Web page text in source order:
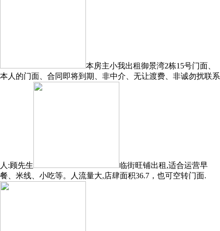
本房主小我出租御景湾2栋15号门面、
本人的门面、合同即将到期、非中介、无让渡费、非诚勿扰联系
人:顾先生
临街旺铺出租,适合运营早
餐、米线、小吃等。人流量大,店肆面积36.7，也可空转门面.